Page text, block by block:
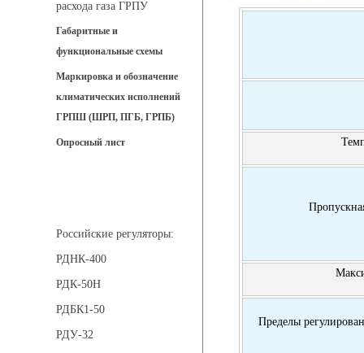
расхода газа ГРПУ
Габаритные и
функциональные схемы
Маркировка и обозначение
климатических исполнений
ГРПШ (ШРП, ПГБ, ГРПБ)
Опросный лист
Российские регуляторы:
РДНК-400
РДК-50Н
РДБК1-50
РДУ-32
Пределы